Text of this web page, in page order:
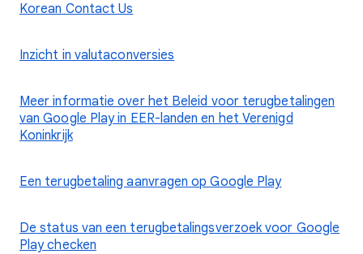
Korean Contact Us
Inzicht in valutaconversies
Meer informatie over het Beleid voor terugbetalingen
van Google Play in EER-landen en het Verenigd
Koninkrijk
Een terugbetaling aanvragen op Google Play
De status van een terugbetalingsverzoek voor Google
Play checken